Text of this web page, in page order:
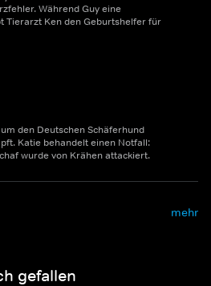
Während Guy eine
Tierarzt Ken den Geburtshelfer für
den Deutschen Schäferhund
Katie behandelt einen Notfall:
wurde von Krähen attackiert.
mehr
gefallen